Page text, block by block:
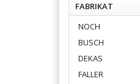
FABRIKAT
NOCH
BUSCH
DEKAS
FALLER